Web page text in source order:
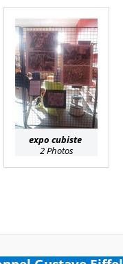
expo cubiste
2 Photos